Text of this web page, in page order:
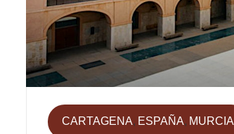
CARTAGENA ESPAÑA MURCIA